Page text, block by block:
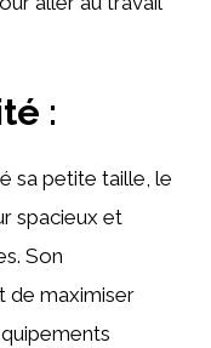
:
sa petite taille, le
spacieux et
Son
de maximiser